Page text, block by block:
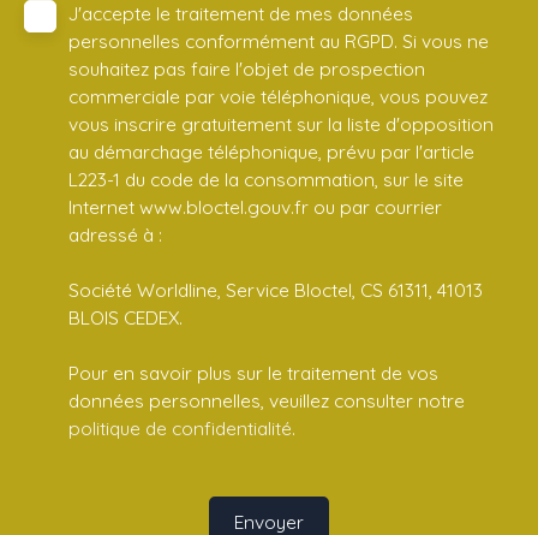
J'accepte le traitement de mes données
personnelles conformément au RGPD. Si vous ne
souhaitez pas faire l'objet de prospection
commerciale par voie téléphonique, vous pouvez
vous inscrire gratuitement sur la liste d'opposition
au démarchage téléphonique, prévu par l'article
L223-1 du code de la consommation, sur le site
Internet www.bloctel.gouv.fr ou par courrier
adressé à :
Société Worldline, Service Bloctel, CS 61311, 41013
BLOIS CEDEX.
Pour en savoir plus sur le traitement de vos
données personnelles, veuillez consulter notre
politique de confidentialité.
Envoyer